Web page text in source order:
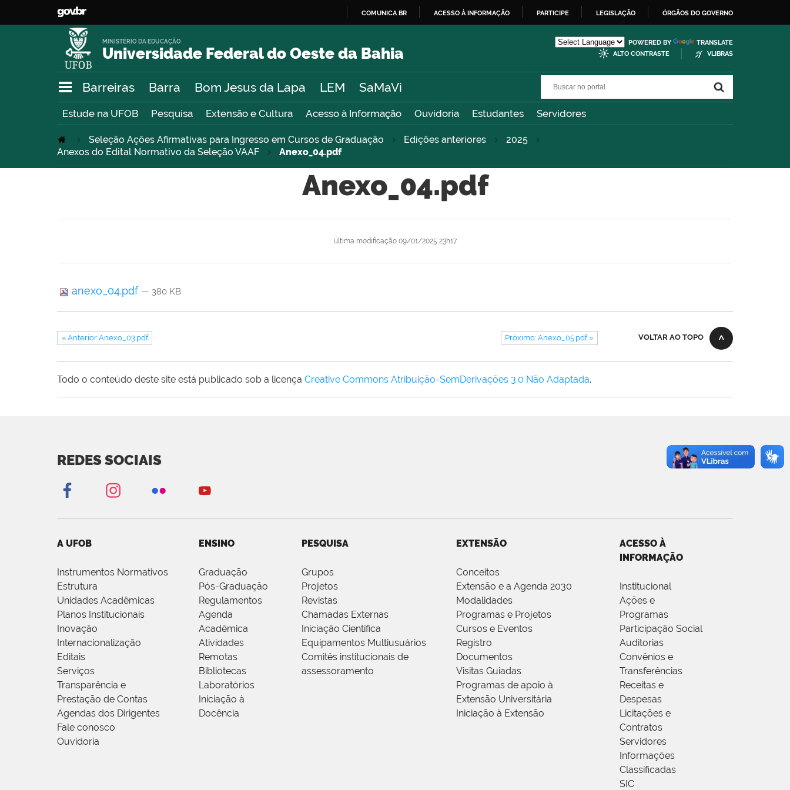
O
COMUNICA BR ACESSO À INFORMAÇÃO PARTICIPE LEGISLAÇÃO ÓRGÃOS DO GOVERNO
Universidade Federal do Oeste da Bahia
MINISTÉRIO DA EDUCAÇÃO POWERED BY
TRANSLATE
ALTO CONTRASTE
VLIBRAS
Barreiras Barra Bom Jesus da Lapa LEM SaMaVi
Estude na UFOB Pesquisa Extensão e Cultura Acesso à Informação Ouvidoria Estudantes Servidores
Seleção Ações Afirmativas para Ingresso em Cursos de Graduação Edições anteriores
2025
Anexos do Edital Normativo da Seleção VAAF
Anexo_04.pdf
Anexo_04.pdf
última modificação09/01/2025 23h17
anexo_04.pdf — 380 KB
VOLTAR AO TOPO
« Anterior Anexo_03.pdf Próximo: Anexo_05.pdf »
Todo o conteúdo deste site está publicado sob a licença Creative Commons Atribuição-SemDerivações 3.0 Não Adaptada.
REDES SOCIAIS
A UFOB
Instrumentos Normativos
Estrutura
Unidades Acadêmicas
Planos Institucionais
Inovação
Internacionalização
Editais
Serviços
Transparência e
Prestação de Contas
Agendas dos Dirigentes
Fale conosco
Ouvidoria
ENSINO
Graduação
Pós-Graduação
Regulamentos
Agenda
Acadêmica
Atividades
Remotas
Bibliotecas
Laboratórios
Iniciação à
Docência
PESQUISA
Grupos
Projetos
Revistas
Chamadas Externas
Iniciação Científica
Equipamentos Multiusuários
Comitês institucionais de
assessoramento
EXTENSÃO
Conceitos
Extensão e a Agenda 2030
Modalidades
Programas e Projetos
Cursos e Eventos
Registro
Documentos
Visitas Guiadas
Programas de apoio à
Extensão Universitária
Iniciação à Extensão
ACESSO À
INFORMAÇÃO
Institucional
Ações e
Programas
Participação Social
Auditorias
Convênios e
Transferências
Receitas e
Despesas
Licitações e
Contratos
Servidores
Informações
Classificadas
SIC